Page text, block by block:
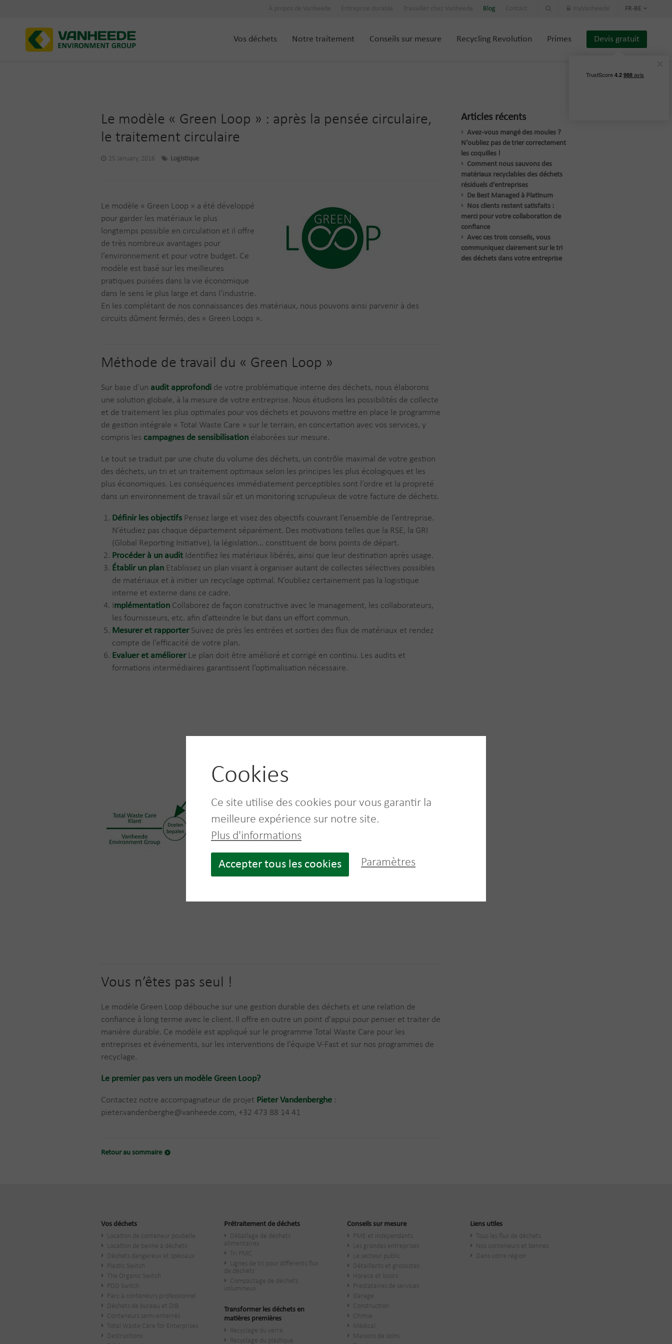
Blog FR-BE
Vos déchets Notre traitement Conseils sur mesure Recycling Revolution Primes Devis gratuit
Le modèle « Green Loop » : après la pensée circulaire,
le traitement circulaire
25 January, 2016 Logistique
Le modèle « Green Loop » a été développé
pour garder les matériaux le plus
longtemps possible en circulation et il offre
de très nombreux avantages pour
l’environnement et pour votre budget. Ce
modèle est basé sur les meilleures
pratiques puisées dans la vie économique
dans le sens le plus large et dans l’industrie.
En les complétant de nos connaissances des matériaux, nous pouvons ainsi parvenir à des
circuits dûment fermés, des « Green Loops ».
Méthode de travail du « Green Loop »
Sur base d’un audit approfondi de votre problématique interne des déchets, nous élaborons
une solution globale, à la mesure de votre entreprise. Nous étudions les possibilités de collecte
et de traitement les plus optimales pour vos déchets et pouvons mettre en place le programme
de gestion intégrale « Total Waste Care » sur le terrain, en concertation avec vos services, y
compris les campagnes de sensibilisation élaborées sur mesure.
Le tout se traduit par une chute du volume des déchets, un contrôle maximal de votre gestion
des déchets, un tri et un traitement optimaux selon les principes les plus écologiques et les
plus économiques. Les conséquences immédiatement perceptibles sont l’ordre et la propreté
dans un environnement de travail sûr et un monitoring scrupuleux de votre facture de déchets.
Définir les objectifs Pensez large et visez des objectifs couvrant l’ensemble de l’entreprise.
N’étudiez pas chaque département séparément. Des motivations telles que la RSE, la GRI
(Global Reporting Initiative), la législation... constituent de bons points de départ.
Procéder à un audit Identifiez les matériaux libérés, ainsi que leur destination après usage.
Établir un plan Etablissez un plan visant à organiser autant de collectes sélectives possibles
de matériaux et à initier un recyclage optimal. N’oubliez certainement pas la logistique
interne et externe dans ce cadre.
Implémentation Collaborez de façon constructive avec le management, les collaborateurs,
les fournisseurs, etc. afin d’atteindre le but dans un effort commun.
Mesurer et rapporterSuivez de près les entrées et sorties des flux de matériaux et rendez
compte de l’efficacité de votre plan.
Evaluer et améliorerLe plan doit être amélioré et corrigé en continu. Les audits et
formations intermédiaires garantissent l’optimalisation nécessaire.
Vous n’êtes pas seul !
Le modèle Green Loop débouche sur une gestion durable des déchets et une relation de
confiance à long terme avec le client. Il offre en outre un point d'appui pour penser et traiter de
manière durable. Ce modèle est appliqué sur le programme Total Waste Care pour les
entreprises et événements, sur les interventions de l’équipe V-Fast et sur nos programmes de
recyclage.
Le premier pas vers un modèle Green Loop?
Contactez notre accompagnateur de projet Pieter Vandenberghe :
pieter.vandenberghe@vanheede.com, +32 473 88 14 41
Retour au sommaire
Articles récents
Avez-vous mangé des moules ?
N’oubliez pas de trier correctement
les coquilles !
Comment nous sauvons des
matériaux recyclables des déchets
résiduels d’entreprises
De Best Managed à Platinum
Nos clients restent satisfaits :
merci pour votre collaboration de
confiance
Avec ces trois conseils, vous
communiquez clairement sur le tri
des déchets dans votre entreprise
Vos déchets
Location de conteneur poubelle
Location de benne à déchets
Déchets dangereux et spéciaux
Plastic Switch
The Organic Switch
PDD Switch
Parc à conteneurs professionnel
Déchets de bureau et DIB
Conteneurs semi-enterrés
Total Waste Care for Enterprises
Destructions
Prétraitement de déchets
Déballage de déchets
alimentaires
Tri PMC
Lignes de tri pour différents flux
de déchets
Compactage de déchets
volumineux
Transformer les déchets en
matières premières
Recyclage du verre
Recyclage du plastique
Conseils sur mesure
PME et indépendants
Les grandes entreprises
Le secteur public
​Détaillants et grossistes
Horeca et loisirs
Prestataires de services
Garage
Construction
Chimie
Médical
Maisons de soins
Liens utiles
Tous les flux de déchets
Nos conteneurs et bennes
Dans votre région
Cookies
Ce site utilise des cookies pour vous garantir la
meilleure expérience sur notre site.
Plus d'informations
Accepter tous les cookies Paramètres